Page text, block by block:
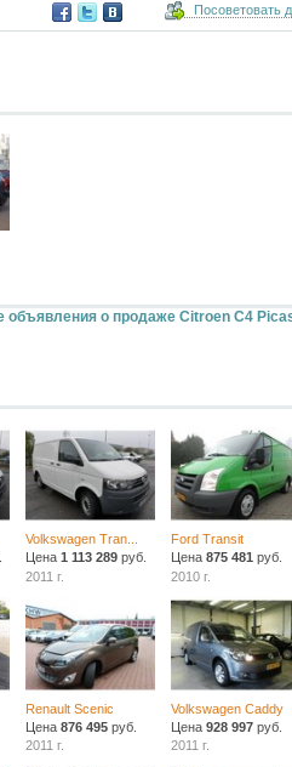
Посоветовать
объявления о продаже Citroen C4
Volkswagen Tran...
Цена 1 113 289руб.
2011 г.
Ford Transit
Цена 875 481руб.
2010 г.
Renault Scenic
Цена 876 495руб.
2011 г.
Volkswagen Caddy
Цена 928 997руб.
2011 г.